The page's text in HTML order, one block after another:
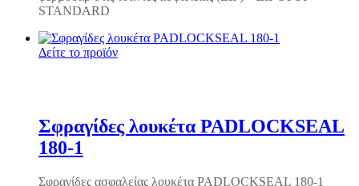
STANDARD
Δείτε το προϊόν
Σφραγίδες λουκέτα PADLOCKSEAL
180-1
Σφραγίδες ασφαλείας λουκέτα PADLOCKSEAL 180-1